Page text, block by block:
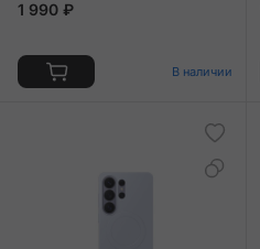
1 990 ₽
В наличии